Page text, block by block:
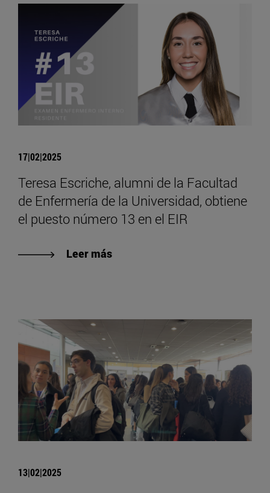
17|02|2025
Teresa Escriche, alumni de la Facultad
de Enfermería de la Universidad, obtiene
el puesto número 13 en el EIR
Leer más
13|02|2025